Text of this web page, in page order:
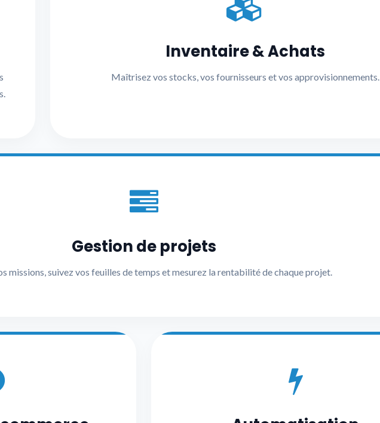
Inventaire & Achats
Maîtrisez vos stocks, vos fournisseurs et vos approvisionnements.
Gestion de projets
missions, suivez vos feuilles de temps et mesurez la rentabilité de chaque projet.